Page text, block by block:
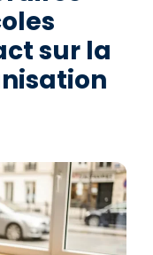
sur la